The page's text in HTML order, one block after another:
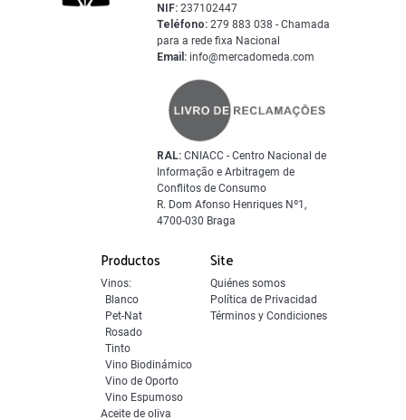
Productos
Vinos:
Blanco
Pet-Nat
Rosado
Tinto
Vino Biodinámico
Vino de Oporto
Vino Espumoso
Aceite de oliva
Site
Quiénes somos
Política de Privacidad
Términos y Condiciones
NIF: 237102447
Teléfono: 279 883 038 - Chamada
para a rede fixa Nacional
Email: info@mercadomeda.com
RAL: CNIACC - Centro Nacional de
Informação e Arbitragem de
Conflitos de Consumo
R. Dom Afonso Henriques Nº1,
4700-030 Braga